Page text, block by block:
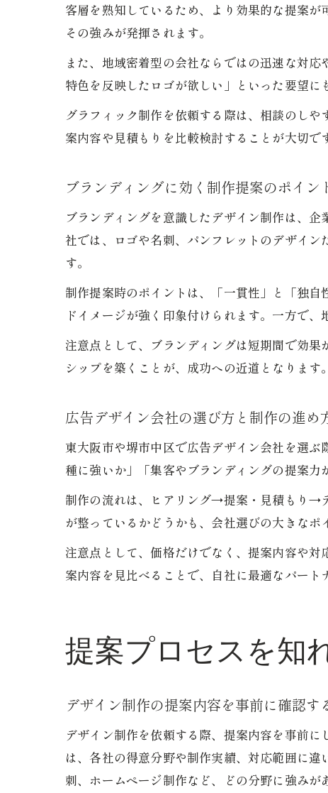
客層を熟知しているため、より効果的な提案
その強みが発揮されます。
また、地域密着型の会社ならではの迅速な対
特色を反映したロゴが欲しい」といった要望に
グラフィック制作を依頼する際は、相談のし
案内容や見積もりを比較検討することが大切で
ブランディングに効く制作提案のポイン
ブランディングを意識したデザイン制作は、
社では、ロゴや名刺、パンフレットのデザイ
す。
制作提案時のポイントは、「一貫性」と「独
ドイメージが強く印象付けられます。一方で
注意点として、ブランディングは短期間で効
シップを築くことが、成功への近道となります。
広告デザイン会社の選び方と制作の進め
東大阪市や堺市中区で広告デザイン会社を選
種に強いか」「集客やブランディングの提案
制作の流れは、ヒアリング→提案・見積もり→
が整っているかどうかも、会社選びの大きなポ
注意点として、価格だけでなく、提案内容や
案内容を見比べることで、自社に最適なパート
提案プロセスを知
デザイン制作の提案内容を事前に確認す
デザイン制作を依頼する際、提案内容を事前
は、各社の得意分野や制作実績、対応範囲に
刺、ホームページ制作など、どの分野に強みが